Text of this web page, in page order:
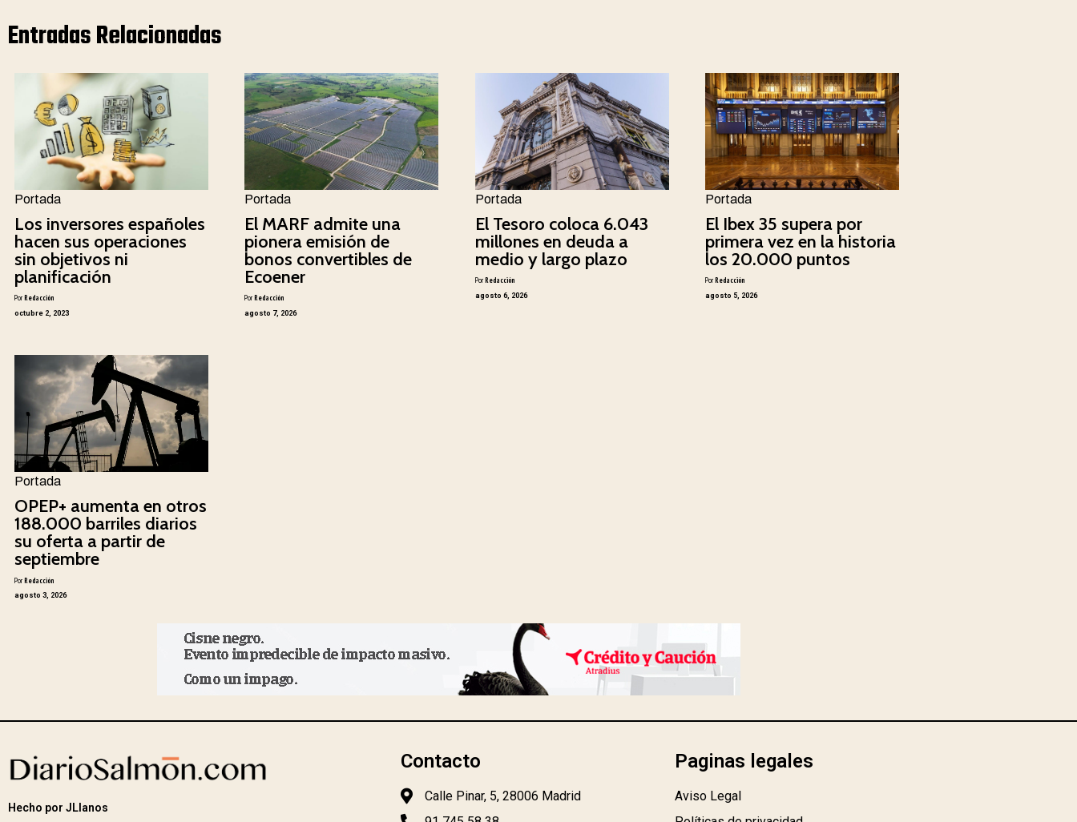
Entradas Relacionadas
Portada
Los inversores españoles
hacen sus operaciones
sin objetivos ni
planificación
PorRedacción
octubre 2, 2023
Portada
El MARF admite una
pionera emisión de
bonos convertibles de
Ecoener
PorRedacción
agosto 7, 2026
Portada
El Tesoro coloca 6.043
millones en deuda a
medio y largo plazo
PorRedacción
agosto 6, 2026
Portada
El Ibex 35 supera por
primera vez en la historia
los 20.000 puntos
PorRedacción
agosto 5, 2026
Portada
OPEP+ aumenta en otros
188.000 barriles diarios
su oferta a partir de
septiembre
PorRedacción
agosto 3, 2026
Hecho por JLlanos
Contacto
Calle Pinar, 5, 28006 Madrid
Paginas legales
Aviso Legal